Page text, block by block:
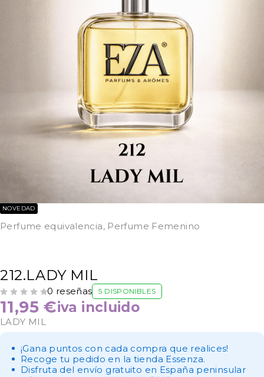
NOVEDAD
Perfume equivalencia, Perfume Femenino
212.LADY MIL
0 reseñas 5 DISPONIBLES
11,95€iva incluido
LADY MIL
¡Gana puntos con cada compra que realices!
Recoge tu pedido en la tienda Essenza.
Disfruta del envío gratuito en España peninsular